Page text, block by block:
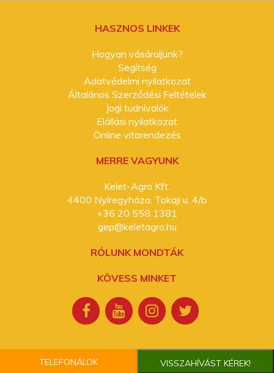
TELEFONÁLOK VISSZAHÍVÁST KÉREK!
HASZNOS LINKEK
Hogyan vásároljunk?
Segítség
Adatvédelmi nyilatkozat
Általános Szerződési Feltételek
Jogi tudnivalók
Elállási nyilatkozat
Online vitarendezés
MERRE VAGYUNK
Kelet-Agro Kft.
4400 Nyíregyháza, Tokaji u. 4/b
+36 20 558 1381
gep@keletagro.hu
RÓLUNK MONDTÁK
KÖVESS MINKET
2026. Minden jog fenntartva. Kelet-Agro Kft.